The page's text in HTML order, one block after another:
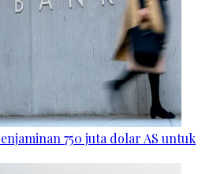
750 juta dolar AS untuk